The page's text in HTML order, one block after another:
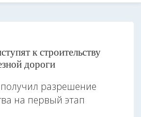
к строительству
дороги
разрешение
на первый этап